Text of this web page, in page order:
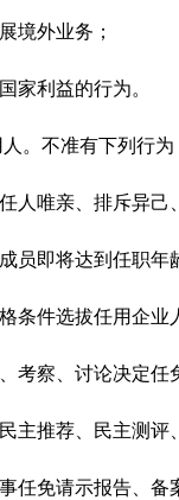
外业务；
利益的行为。
。不准有下列行为
唯亲、排斥异己
即将达到任职年
件选拔任用企业
察、讨论决定任
推荐、民主测评
免请示报告、备